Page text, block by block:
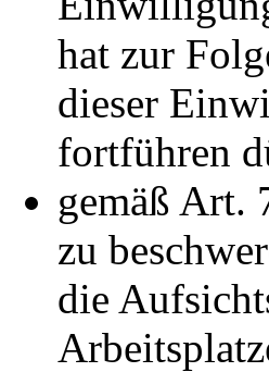
hat zur
dieser
fortführen
gemäß Art.
zu
die